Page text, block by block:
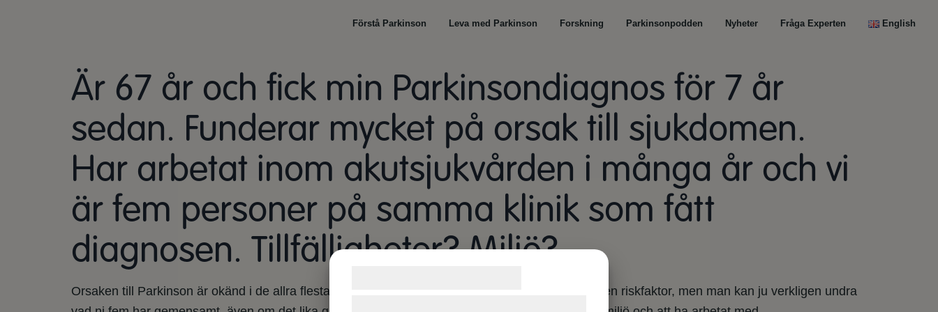
Förstå Parkinson Leva med Parkinson Forskning Parkinsonpodden Nyheter Fråga Experten English
Är 67 år och fick min Parkinsondiagnos för 7 år
sedan. Funderar mycket på orsak till sjukdomen.
Har arbetat inom akutsjukvården i många år och vi
är fem personer på samma klinik som fått
diagnosen. Tillfälligheter? Miljö?
Orsaken till Parkinson är okänd i de allra flesta fallen. Arbete i akutsjukvård brukar inte ses som en riskfaktor, men man kan ju verkligen undra